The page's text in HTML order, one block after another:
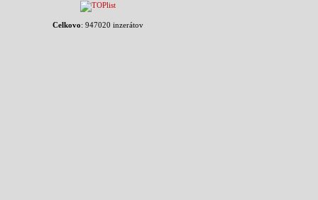
Celkovo: 947020 inzerátov